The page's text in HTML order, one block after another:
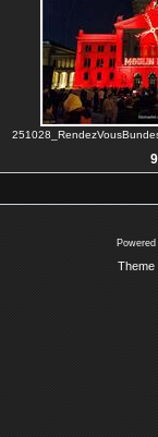
Theme